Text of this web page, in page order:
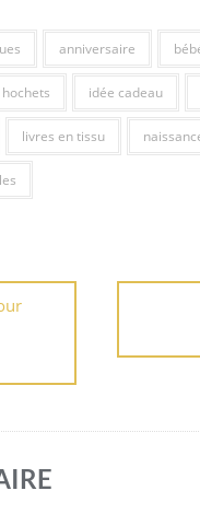
anniversaire
hochets idée cadeau
livres en tissu